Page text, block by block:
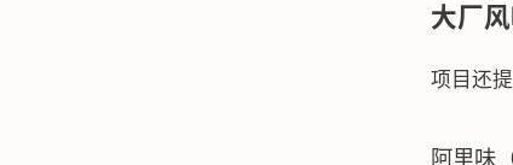
大厂
项目还
阿里味